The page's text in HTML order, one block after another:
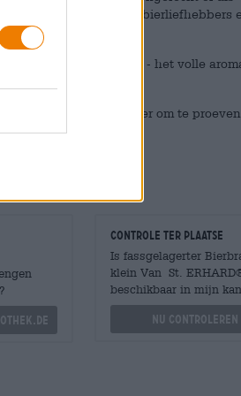
geweldig cadeau voor bierliefhebbers
bolvormig proefglas - het volle
twee maten: 0,04 liter om te
Controle ter plaatse
Is fassgelagerter
klein Van St.
beschikbaar in mijn
Nu controleren